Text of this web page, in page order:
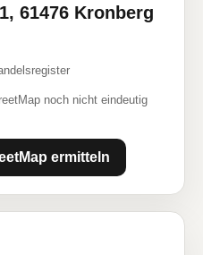
61476 Kronberg
noch nicht eindeutig
ermitteln